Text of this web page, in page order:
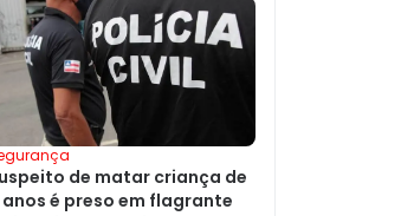
de matar criança de
anos é preso em flagrante